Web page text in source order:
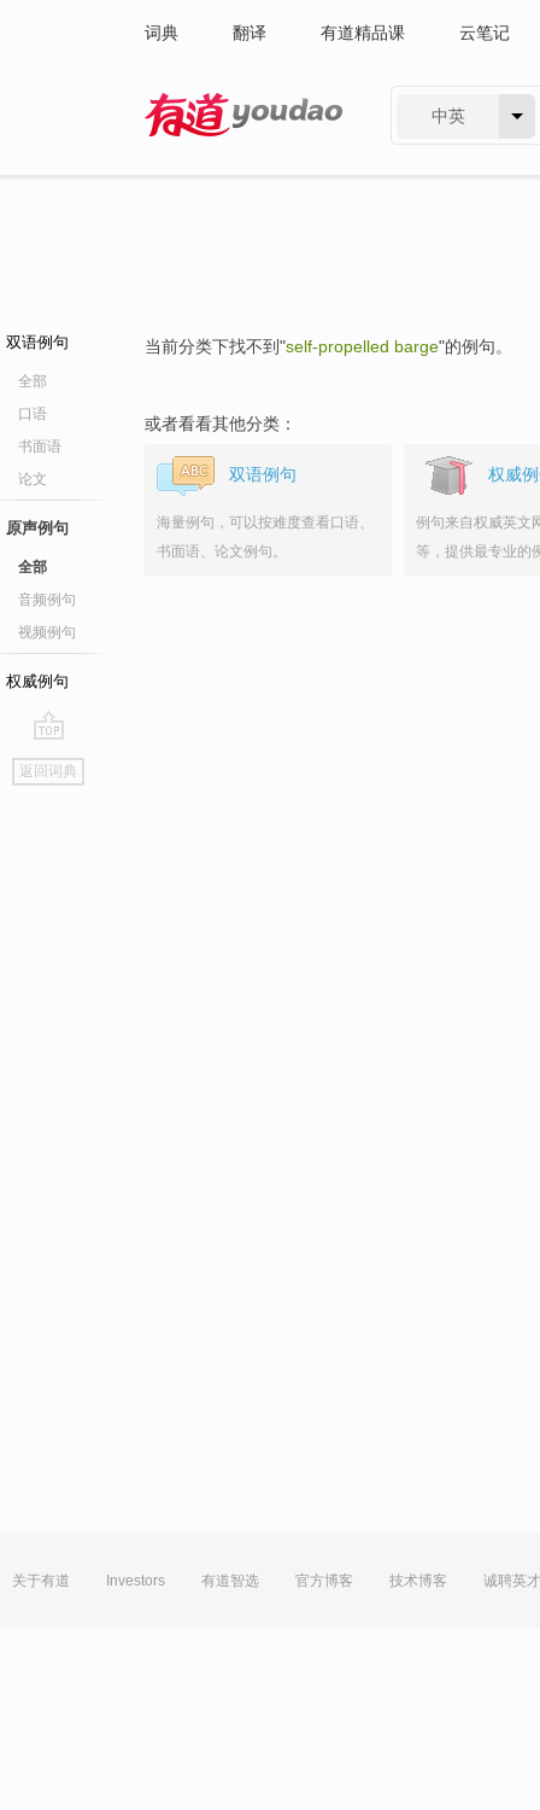
词典 翻译 有道精品课 云笔记
中英
双语例句
全部
口语
书面语
论文
原声例句
全部
音频例句
视频例句
权威例句
go
top
返回词典
当前分类下找不到"self-propelled barge"的例句。
或者看看其他分类：
双语例句
海量例句，可以按难度查看口语、
书面语、论文例句。
权威
例句来自权威英文
等，提供最专业的
关于有道 Investors 有道智选 官方博客 技术博客 诚聘英才